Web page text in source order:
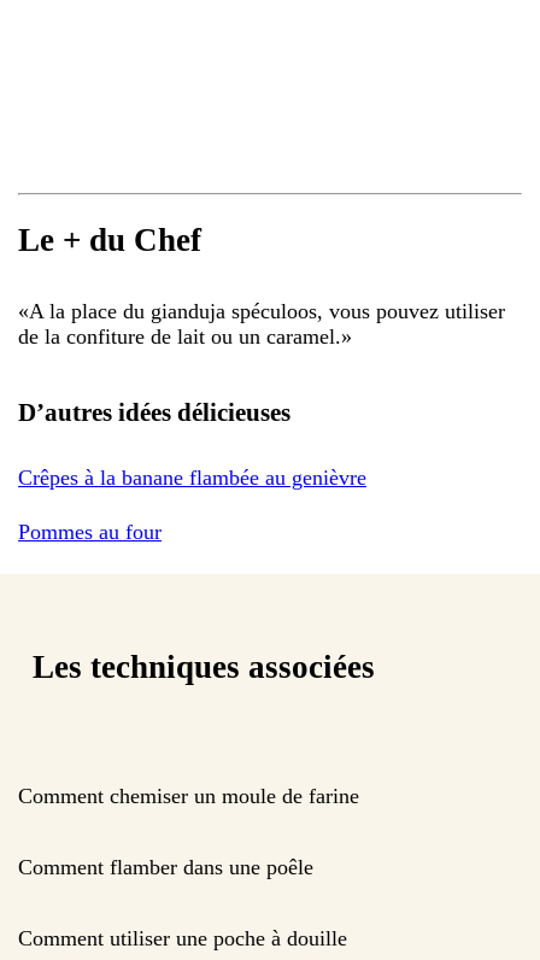
Le + du Chef
«A la place du gianduja spéculoos, vous pouvez utiliser
de la confiture de lait ou un caramel.»
D’autres idées délicieuses
Crêpes à la banane flambée au genièvre
Pommes au four
Les techniques associées
Comment chemiser un moule de farine
Comment flamber dans une poêle
Comment utiliser une poche à douille